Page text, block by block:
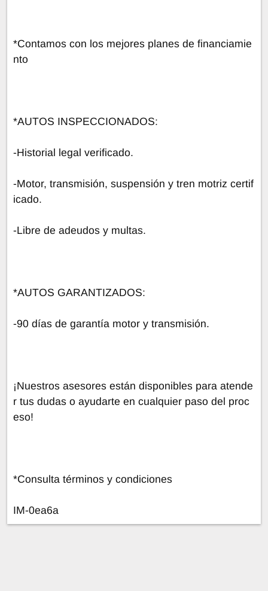
*Contamos con los mejores planes de financiamie
nto
*AUTOS INSPECCIONADOS:
-Historial legal verificado.
-Motor, transmisión, suspensión y tren motriz certif
icado.
-Libre de adeudos y multas.
*AUTOS GARANTIZADOS:
-90 días de garantía motor y transmisión.
¡Nuestros asesores están disponibles para atende
r tus dudas o ayudarte en cualquier paso del proc
eso!
*Consulta términos y condiciones
IM-0ea6a